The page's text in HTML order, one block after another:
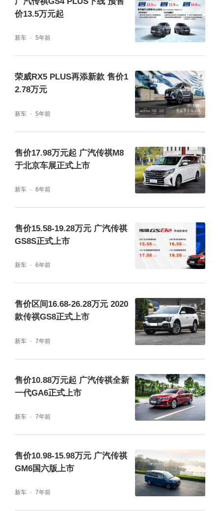
场景专区，通过E8产品力与现场家庭用车场景
相结合，让用户体验更加真实。如今，广汽传
祺MPV的市场累计销量超过62万辆，创下中国
品牌MPV新纪录，成为最懂中国家庭用户的产
品。
价13.5万元起
新车 5年前
荣威RX5 PLUS再添新款 售价1
2.78万元
新车 5年前
售价17.98万元起 广汽传祺M8
于北京车展正式上市
新车 6年前
售价15.58-19.28万元 广汽传祺
GS8S正式上市
新车 6年前
售价区间16.68-26.28万元 2020
款传祺GS8正式上市
新车 7年前
售价10.88万元起 广汽传祺全新
一代GA6正式上市
新车 7年前
售价10.98-15.98万元 广汽传祺
GM6国六版上市
新车 7年前